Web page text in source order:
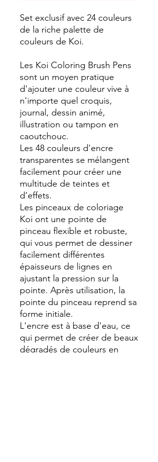
Set exclusif avec 24 couleurs
de la riche palette de
couleurs de Koi.
Les Koi Coloring Brush Pens
sont un moyen pratique
d'ajouter une couleur vive à
n'importe quel croquis,
journal, dessin animé,
illustration ou tampon en
caoutchouc.
Les 48 couleurs d'encre
transparentes se mélangent
facilement pour créer une
multitude de teintes et
d’effets.
Les pinceaux de coloriage
Koi ont une pointe de
pinceau flexible et robuste,
qui vous permet de dessiner
facilement différentes
épaisseurs de lignes en
ajustant la pression sur la
pointe. Après utilisation, la
pointe du pinceau reprend sa
forme initiale.
L'encre est à base d'eau, ce
qui permet de créer de beaux
dégradés de couleurs en